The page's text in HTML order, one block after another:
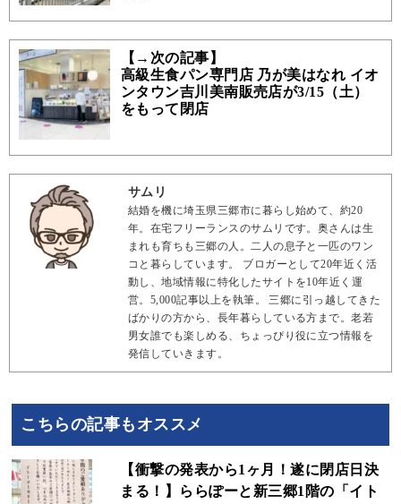
【→次の記事】
高級生食パン専門店 乃が美はなれ イオ
ンタウン吉川美南販売店が3/15（土）
をもって閉店
サムリ
結婚を機に埼玉県三郷市に暮らし始めて、約20
年。在宅フリーランスのサムリです。奥さんは生
まれも育ちも三郷の人。二人の息子と一匹のワン
コと暮らしています。 ブロガーとして20年近く活
動し、地域情報に特化したサイトを10年近く運
営。5,000記事以上を執筆。 三郷に引っ越してきた
ばかりの方から、長年暮らしている方まで。老若
男女誰でも楽しめる、ちょっぴり役に立つ情報を
発信していきます。
こちらの記事もオススメ
【衝撃の発表から1ヶ月！遂に閉店日決
まる！】ららぽーと新三郷1階の「イト